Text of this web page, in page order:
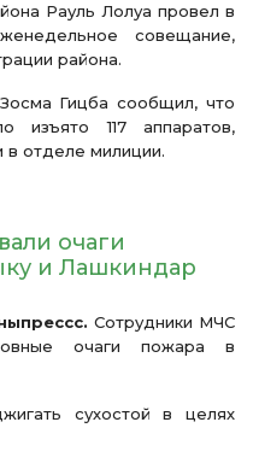
Рауль Лолуа провел в
совещание,
района.
Гицба сообщил, что
117 аппаратов,
в отделе милиции.
очаги
и Лашкиндар
Сотрудники МЧС
очаги пожара в
сухостой в целях